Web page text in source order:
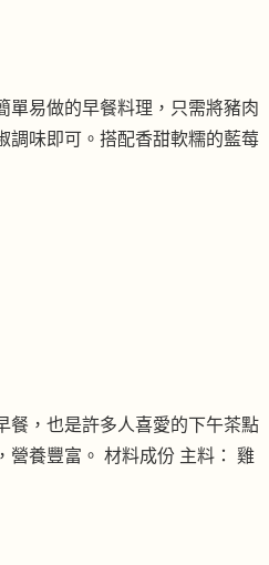
單易做的早餐料理，只需將豬肉
調味即可。搭配香甜軟糯的藍莓
餐，也是許多人喜愛的下午茶點
營養豐富。 材料成份 主料： 雞